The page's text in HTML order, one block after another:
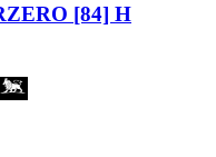
[84] H